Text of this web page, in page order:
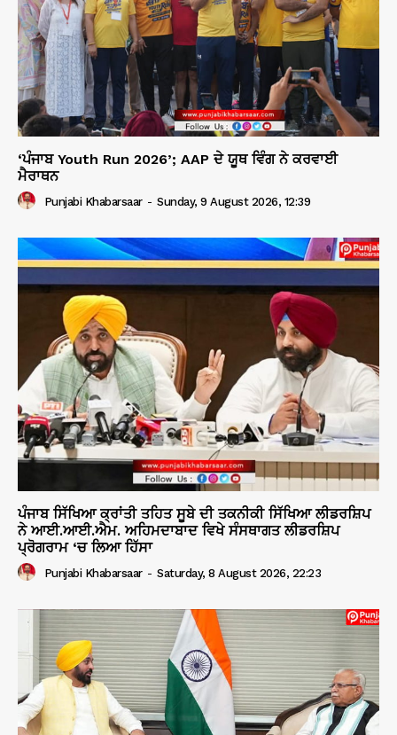
‘ਪੰਜਾਬ Youth Run 2026’; AAP ਦੇ ਯੂਥ ਵਿੰਗ ਨੇ ਕਰਵਾਈ
ਮੈਰਾਥਨ
Punjabi Khabarsaar - Sunday, 9 August 2026, 12:39
ਪੰਜਾਬ ਸਿੱਖਿਆ ਕ੍ਰਾਂਤੀ ਤਹਿਤ ਸੂਬੇ ਦੀ ਤਕਨੀਕੀ ਸਿੱਖਿਆ ਲੀਡਰਸ਼ਿਪ
ਨੇ ਆਈ.ਆਈ.ਐਮ. ਅਹਿਮਦਾਬਾਦ ਵਿਖੇ ਸੰਸਥਾਗਤ ਲੀਡਰਸ਼ਿਪ
ਪ੍ਰੋਗਰਾਮ ‘ਚ ਲਿਆ ਹਿੱਸਾ
Punjabi Khabarsaar - Saturday, 8 August 2026, 22:23